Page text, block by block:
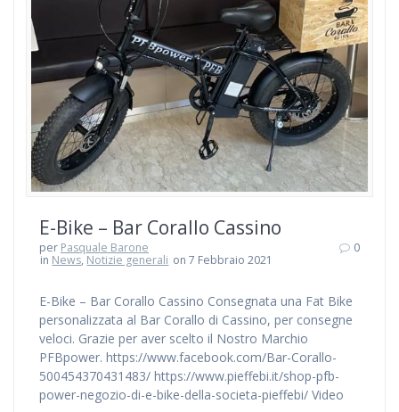
E-Bike – Bar Corallo Cassino
per Pasquale Barone
in News, Notizie generali on 7 Febbraio 2021
0
E-Bike – Bar Corallo Cassino Consegnata una Fat Bike
personalizzata al Bar Corallo di Cassino, per consegne
veloci. Grazie per aver scelto il Nostro Marchio
PFBpower. https://www.facebook.com/Bar-Corallo-
500454370431483/ https://www.pieffebi.it/shop-pfb-
power-negozio-di-e-bike-della-societa-pieffebi/ Video